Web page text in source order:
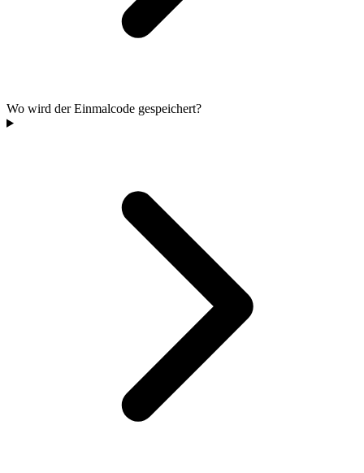
Wo wird der Einmalcode gespeichert?